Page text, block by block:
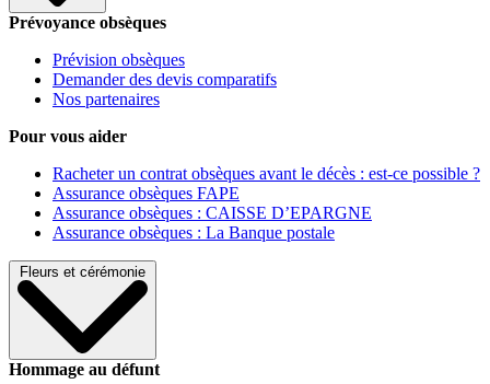
Prévoyance obsèques
Prévision obsèques
Demander des devis comparatifs
Nos partenaires
Pour vous aider
Racheter un contrat obsèques avant le décès : est-ce possible ?
Assurance obsèques FAPE
Assurance obsèques : CAISSE D’EPARGNE
Assurance obsèques : La Banque postale
Fleurs et cérémonie
Hommage au défunt